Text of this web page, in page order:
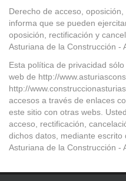
Derecho de acceso,
informa que se pueden
oposición, rectificación y
Asturiana de la Construcción -
Esta política de privacidad
web de http://
http://
accesos a través de enlaces
este sitio con otras webs.
acceso, rectificación,
dichos datos, mediante
Asturiana de la Construcción -